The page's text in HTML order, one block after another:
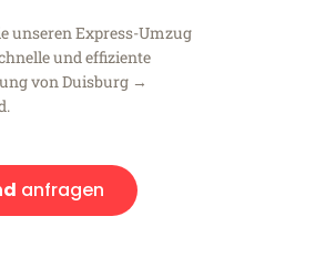
unseren Express-Umzug
und effiziente
von Duisburg →
anfragen